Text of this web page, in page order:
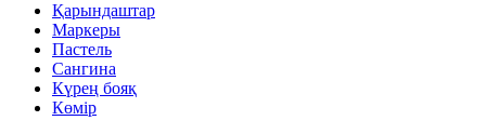
Қарындаштар
Маркеры
Пастель
Сангина
Күрең бояқ
Көмір